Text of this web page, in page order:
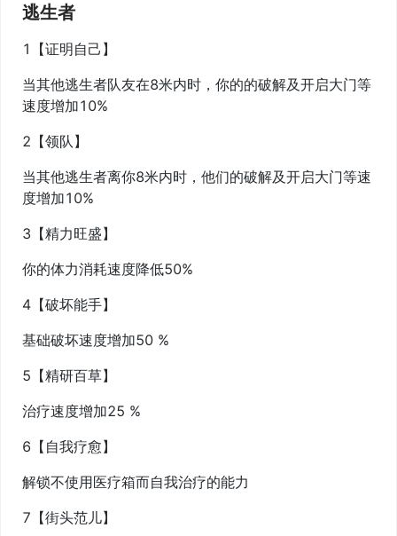
逃生者
1【证明自己】
当其他逃生者队友在8米内时，你的的破解及开启大门等
速度增加10%
2【领队】
当其他逃生者离你8米内时，他们的破解及开启大门等速
度增加10%
3【精力旺盛】
你的体力消耗速度降低50%
4【破坏能手】
基础破坏速度增加50 %
5【精研百草】
治疗速度增加25 %
6【自我疗愈】
解锁不使用医疗箱而自我治疗的能力
7【街头范儿】